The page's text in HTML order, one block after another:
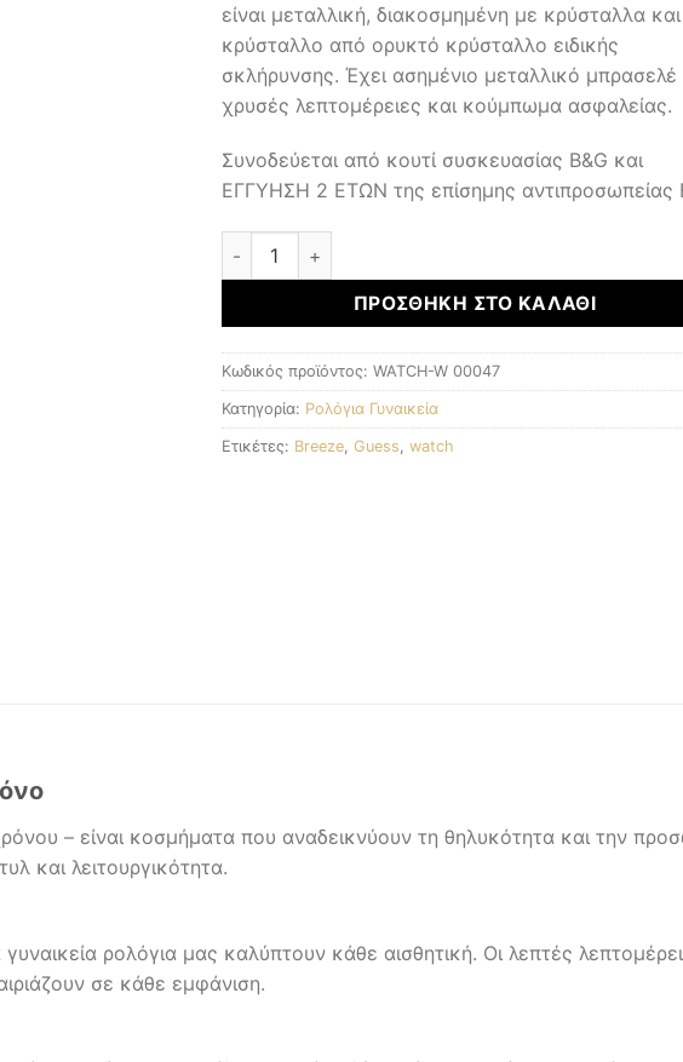
είναι μεταλλική, διακοσμημένη με κρύσταλλα και
κρύσταλλο από ορυκτό κρύσταλλο ειδικής
σκλήρυνσης. Έχει ασημένιο μεταλλικό μπρασελέ
χρυσές λεπτομέρειες και κούμπωμα ασφαλείας.
Συνοδεύεται από κουτί συσκευασίας B&G και
ΕΓΓΥΗΣΗ 2 ΕΤΩΝ της επίσημης αντιπροσωπείας
Γυναικεία Ρολόγια ποσότητα
ΠΡΟΣΘΉΚΗ ΣΤΟ ΚΑΛΆΘΙ
Κωδικός προϊόντος: WATCH-W 00047
Κατηγορία: Ρολόγια Γυναικεία
Ετικέτες: Breeze, Guess, watch
– είναι κοσμήματα που αναδεικνύουν τη θηλυκότητα και την
και λειτουργικότητα.
ρολόγια μας καλύπτουν κάθε αισθητική. Οι λεπτές
σε κάθε εμφάνιση.